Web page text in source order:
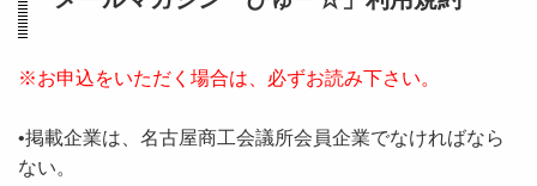
※お申込をいただく場合は、必ずお読み下さい。
•掲載企業は、名古屋商工会議所会員企業でなければなら
ない。